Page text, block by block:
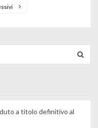
a titolo definitivo al